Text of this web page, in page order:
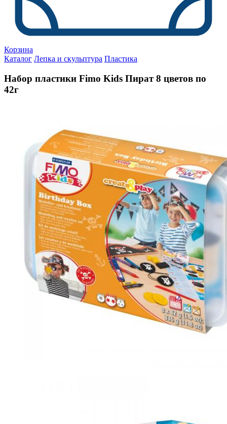
Корзина
Каталог Лепка и скульптура Пластика
Набор пластики Fimo Kids Пират 8 цветов по
42г